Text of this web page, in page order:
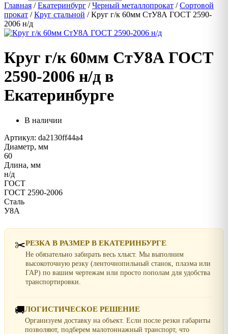
Главная /Екатеринбург /Черный металлопрокат /Сортовой
прокат /Круг стальной / Круг г/к 60мм СтУ8А ГОСТ 2590-
2006 н/д
Круг г/к 60мм СтУ8А ГОСТ
2590-2006 н/д в
Екатеринбурге
В наличии
Артикул: da2130ff44a4
Диаметр, мм
60
Длина, мм
н/д
ГОСТ
ГОСТ 2590-2006
Сталь
У8А
✂️РЕЗКА В РАЗМЕР В ЕКАТЕРИНБУРГЕ
Не обязательно забирать весь хлыст. Мы выполним
высокоточную резку (ленточнопильный станок, плазма или
ГАР) по вашим чертежам или просто пополам для удобства
транспортировки.
🚚ЛОГИСТИЧЕСКОЕ РЕШЕНИЕ
Организуем доставку на объект. Если после резки габариты
позволяют, подберем малотоннажный транспорт, что